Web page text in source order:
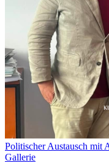
Politischer Austausch mit
Gallerie